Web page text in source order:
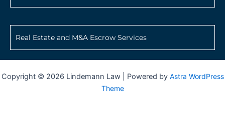
Real Estate and M&A Escrow Services
Copyright © 2026 Lindemann Law | Powered by Astra WordPress
Theme